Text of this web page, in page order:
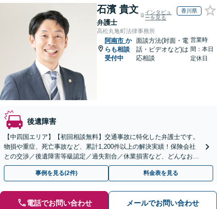
石濱 貴文
弁護士
インタビュ
ーを見る
香川県
高松丸亀町法律事務所
阿南市 か
らも相談
受付中
面談方法(対面・電
話・ビデオなど)は
応相談
営業時
間：本日
定休日
後遺障害
【中四国エリア】【初回相談無料】交通事故に特化した弁護士です。
物損や重症、死亡事故など、累計1,200件以上の解決実績！保険会社
との交渉／後遺障害等級認定／過失割合／休業損害など、どんなお悩
みもご相談ください【夜間・休日面談可】【完全個室】
事例を見る(2件) 料金表を見る
電話でお問い合わせ メールでお問い合わせ